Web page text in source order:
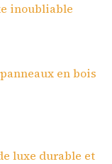
inoubliable
en bois
luxe durable et